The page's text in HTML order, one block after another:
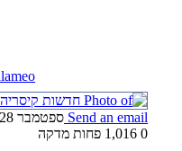
Send an email ספטמבר 28, 2023
0
פחות מדקה